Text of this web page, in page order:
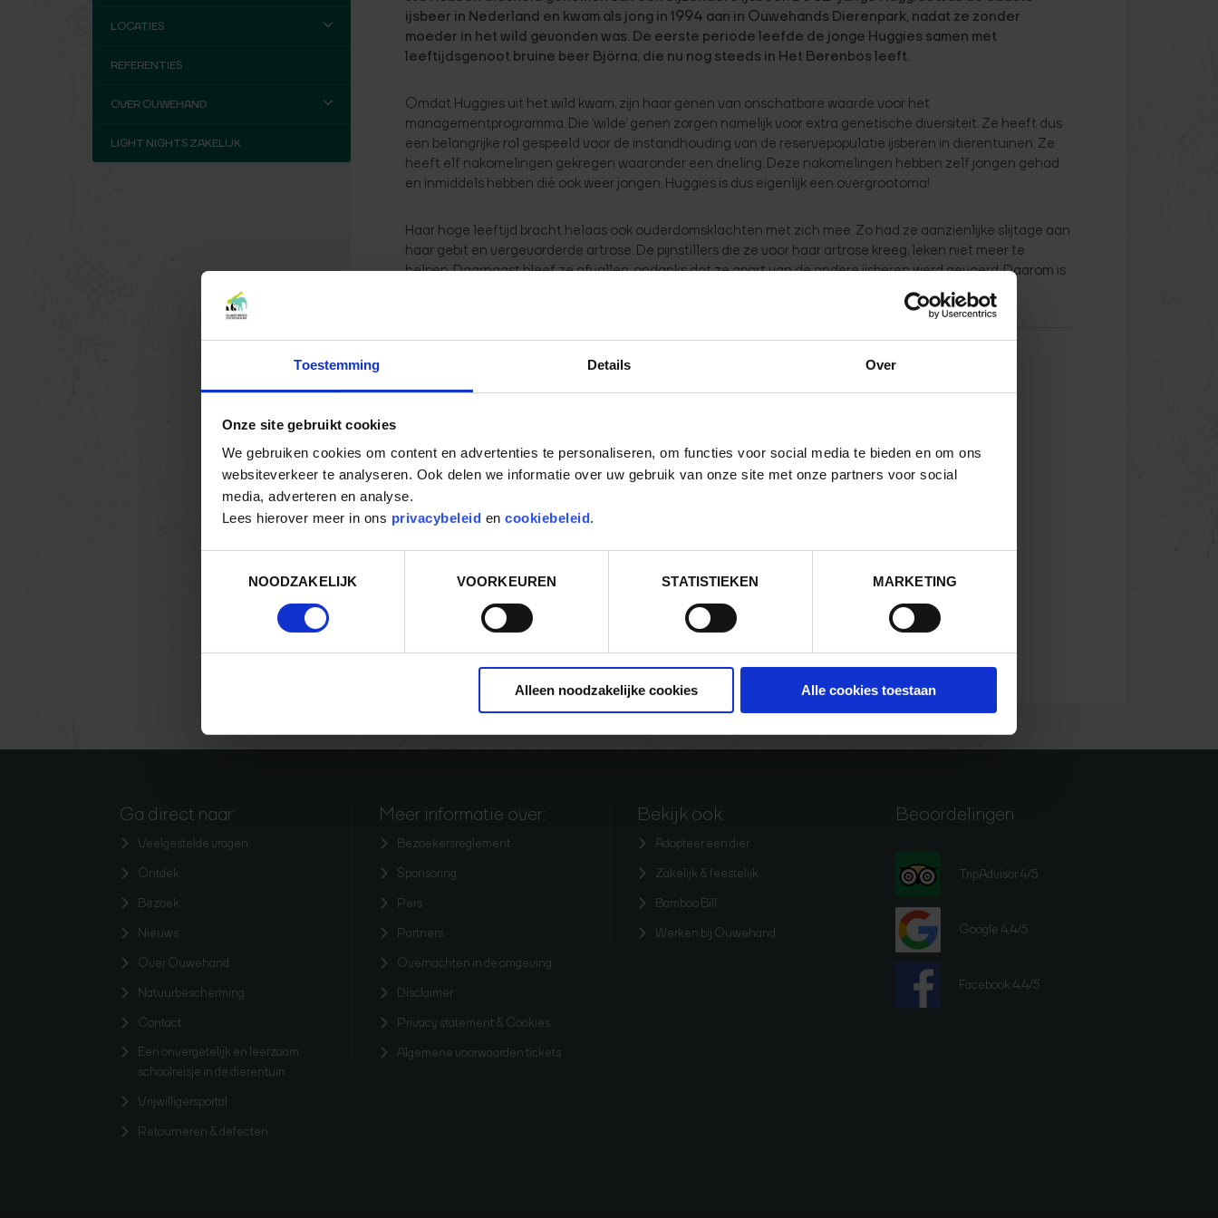
Toestemming Details Over
Onze site gebruikt cookies
We gebruiken cookies om content en advertenties te personaliseren, om functies voor social media te bieden en om ons
websiteverkeer te analyseren. Ook delen we informatie over uw gebruik van onze site met onze partners voor social
media, adverteren en analyse.
Lees hierover meer in ons privacybeleid en cookiebeleid.
NOODZAKELIJK
VOORKEUREN STATISTIEKEN MARKETING
Alleen noodzakelijke cookies Alle cookies toestaan
ijsbeer in Nederland en kwam als jong in 1994 aan in Ouwehands Dierenpark, nadat ze zonder
moeder in het wild gevonden was. De eerste periode leefde de jonge Huggies samen met
leeftijdsgenoot bruine beer Björna, die nu nog steeds in Het Berenbos leeft.
Omdat Huggies uit het wild kwam, zijn haar genen van onschatbare waarde voor het
managementprogramma. Die ‘wilde’ genen zorgen namelijk voor extra genetische diversiteit. Ze heeft dus
een belangrijke rol gespeeld voor de instandhouding van de reservepopulatie ijsberen in dierentuinen. Ze
heeft elf nakomelingen gekregen waaronder een drieling. Deze nakomelingen hebben zelf jongen gehad
en inmiddels hebben dié ook weer jongen. Huggies is dus eigenlijk een overgrootoma!
Haar hoge leeftijd bracht helaas ook ouderdomsklachten met zich mee. Zo had ze aanzienlijke slijtage aan
haar gebit en vergevorderde artrose. De pijnstillers die ze voor haar artrose kreeg, leken niet meer te
helpen. Daarnaast bleef ze afvallen, ondanks dat ze apart van de andere ijsberen werd gevoerd. Daarom is
GERELATEERDE BERICHTEN
Update over het overlijden van
IJsbeertje overleden
LOCATIES
REFERENTIES
OVER OUWEHAND
LIGHT NIGHTS ZAKELIJK
Ga direct naar:
Veelgestelde vragen
Ontdek
Bezoek
Nieuws
Over Ouwehand
Natuurbescherming
Contact
Een onvergetelijk en leerzaam
schoolreisje in de dierentuin
Vrijwilligersportal
Retourneren & defecten
Meer informatie over:
Bezoekersreglement
Sponsoring
Pers
Partners
Overnachten in de omgeving
Disclaimer
Privacy statement & Cookies
Algemene voorwaarden tickets
Bekijk ook:
Adopteer een dier
Zakelijk & feestelijk
Bamboo Bill
Werken bij Ouwehand
Beoordelingen
TripAdvisor 4/5
Google 4,4/5
Facebook 4,4/5